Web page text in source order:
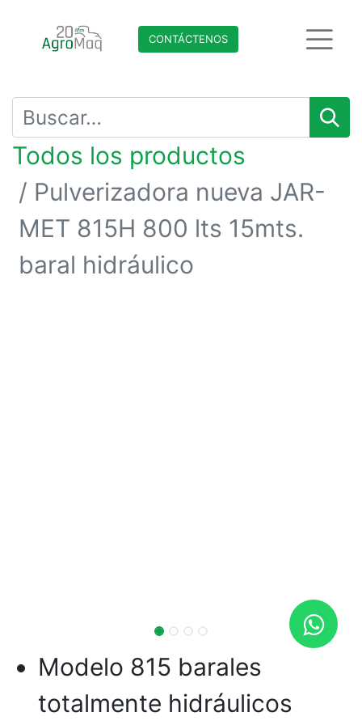
CONTÁCTENO​​​​S
Todos los productos
Pulverizadora nueva JAR-
MET 815H 800 lts 15mts.
baral hidráulico
Modelo 815 barales
totalmente hidráulicos